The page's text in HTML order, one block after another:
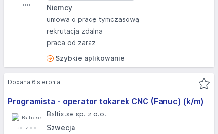
Niemcy
umowa o pracę tymczasową
rekrutacja zdalna
praca od zaraz
Szybkie aplikowanie
Programista - operator tokarek CNC (Fanuc) (k/m)
Baltix.se sp. z o.o.
Szwecja
Dodana 6 sierpnia